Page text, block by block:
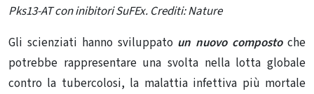
Pks13-AT con inibitori SuFEx. Crediti: Nature
Gli scienziati hanno sviluppato un nuovo compostoche
potrebbe rappresentare una svolta nella lotta globale
contro la tubercolosi, la malattia infettiva più mortale